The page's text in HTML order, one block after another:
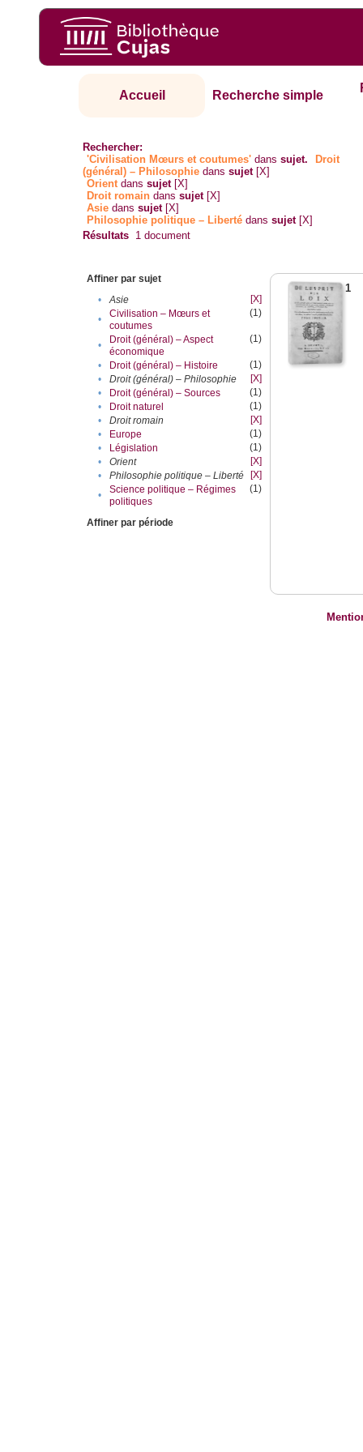
Accueil Recherche simple
Rechercher:
'Civilisation Mœurs et coutumes' danssujet.
Droit
(général) – Philosophie danssujet [X]
Orientdanssujet [X]
Droit romain danssujet [X]
Asie danssujet [X]
Philosophie politique – Liberté danssujet [X]
Résultats 1 document
Affiner par sujet
•
Asie
[X]
•
Civilisation – Mœurs et
coutumes
(1)
•
Droit (général) – Aspect
économique
(1)
• Droit (général) – Histoire
(1)
•
Droit (général) – Philosophie
[X]
•
Droit (général) – Sources
(1)
•
Droit naturel
(1)
•
Droit romain
[X]
•
Europe
(1)
•
Législation
(1)
•
Orient
[X]
•
Philosophie politique – Liberté
[X]
•
Science politique – Régimes
politiques
(1)
Affiner par période
1